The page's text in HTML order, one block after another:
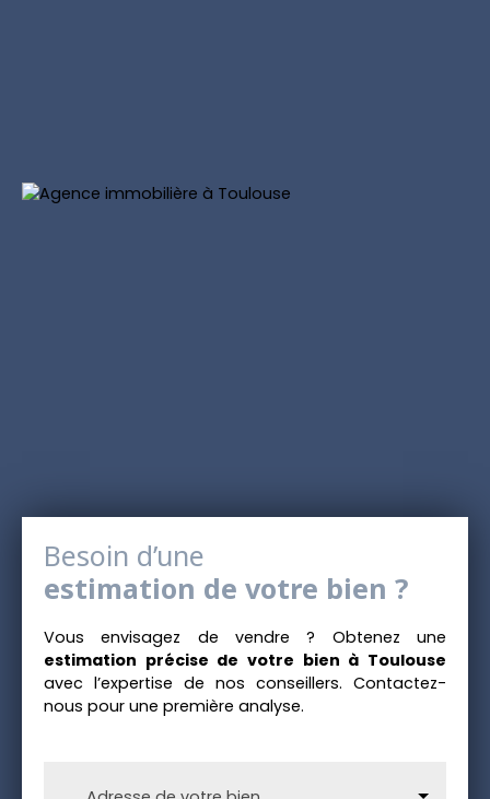
Besoin d’une
estimation de votre bien ?
Vous envisagez de vendre ? Obtenez une
estimation précise de votre bien à Toulouse
avec l’expertise de nos conseillers. Contactez-
nous pour une première analyse.